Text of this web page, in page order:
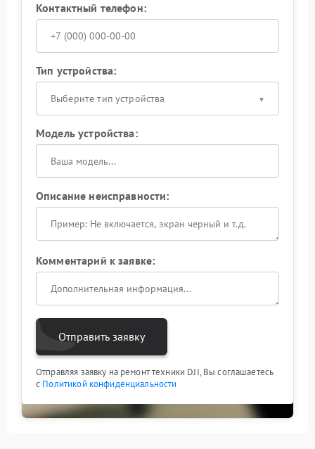
Контактный телефон:
Тип устройства:
Выберите тип устройства
Модель устройства:
Описание неисправности:
Комментарий к заявке:
Отправить заявку
Отправляя заявку на ремонт техники DJI, Вы соглашаетесь
с Политикой конфиденциальности